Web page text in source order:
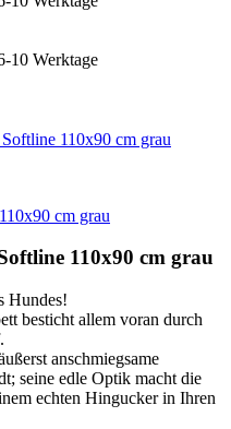
10 Werktage
cm grau
110x90 cm grau
Hundes!
besticht allem voran durch
anschmiegsame
seine edle Optik macht die
echten Hingucker in Ihren